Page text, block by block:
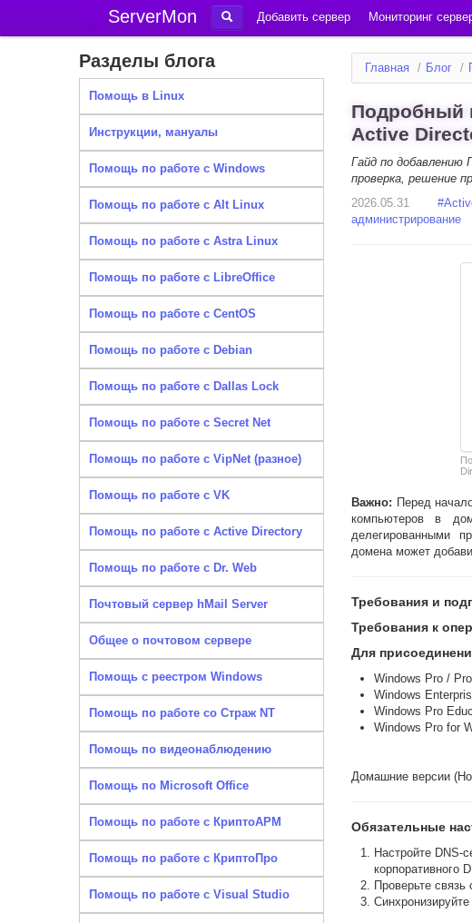
ServerMon Добавить сервер Мониторинг
Разделы блога
Помощь в Linux
Инструкции, мануалы
Помощь по работе с Windows
Помощь по работе с Alt Linux
Помощь по работе с Astra Linux
Помощь по работе с LibreOffice
Помощь по работе с CentOS
Помощь по работе с Debian
Помощь по работе с Dallas Lock
Помощь по работе с Secret Net
Помощь по работе с VipNet (разное)
Помощь по работе с VK
Помощь по работе с Active Directory
Помощь по работе с Dr. Web
Почтовый сервер hMail Server
Общее о почтовом сервере
Помощь с реестром Windows
Помощь по работе со Страж NT
Помощь по видеонаблюдению
Помощь по Microsoft Office
Помощь по работе с КриптоАРМ
Помощь по работе с КриптоПро
Помощь по работе с Visual Studio
Главная / Блог /
Подробный
Active
Гайд по добавлению
проверка, решение
2026.05.31
#
администрирование
Важно: Перед
компьютеров в
делегированными
домена может
Требования и
Требования к
Для
Windows Pro /
Windows
Windows Pro
Windows Pro for
Домашние версии
Обязательные
Настройте DNS-
корпоративного
Проверьте